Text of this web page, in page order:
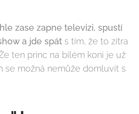
zase zapne televizi, spustí
a jde spát s tím, že to zítra
ten princ na bílém koni je už
se možná nemůže domluvit s